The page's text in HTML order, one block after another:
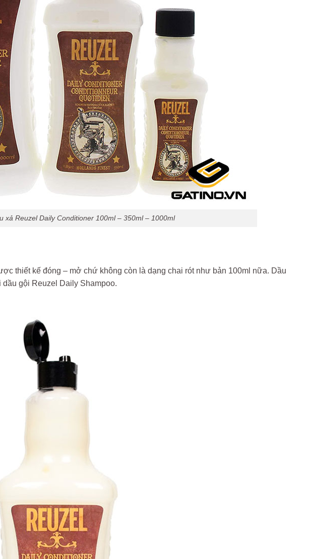
xả Reuzel Daily Conditioner 100ml – 350ml – 1000ml
thiết kế đóng – mở chứ không còn là dạng chai rót như bản 100ml nữa. Dầu
gội Reuzel Daily Shampoo.